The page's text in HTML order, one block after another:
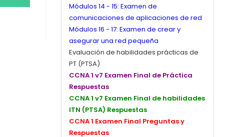
Módulos 14 - 15: Examen de
comunicaciones de aplicaciones de red
Módulos 16 - 17: Examen de crear y
asegurar una red pequeña
Evaluación de habilidades prácticas de
PT (PTSA)
CCNA 1 v7 Examen Final de Práctica
Respuestas
CCNA 1 v7 Examen Final de habilidades
ITN (PTSA) Respuestas
CCNA 1 Examen Final Preguntas y
Respuestas